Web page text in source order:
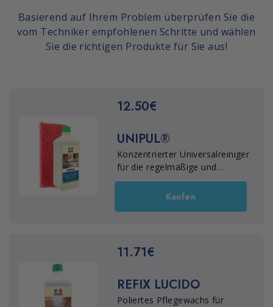
Basierend auf Ihrem Problem überprüfen Sie die
vom Techniker empfohlenen Schritte und wählen
Sie die richtigen Produkte für Sie aus!
12.50€
UNIPUL®
Konzentrierter Universalreiniger
für die regelmäßige und
intensive Reinigung von Böden
und Belägen. Reinigt und
außerdem für die
Entfernen oberflächlicher
Schmutz- und
Kaufen
11.71€
REFIX LUCIDO
Poliertes Pflegewachs für